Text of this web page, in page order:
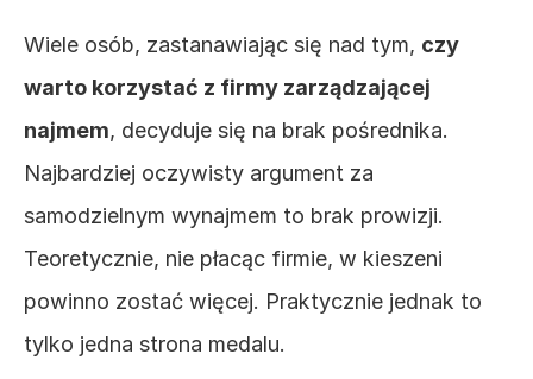
Wiele osób, zastanawiając się nad tym, czy
warto korzystać z firmy zarządzającej
najmem, decyduje się na brak pośrednika.
Najbardziej oczywisty argument za
samodzielnym wynajmem to brak prowizji.
Teoretycznie, nie płacąc firmie, w kieszeni
powinno zostać więcej. Praktycznie jednak to
tylko jedna strona medalu.